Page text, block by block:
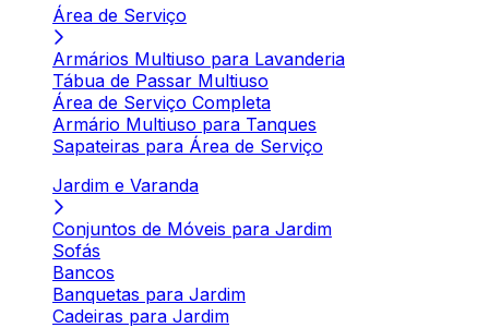
Área de Serviço
Armários Multiuso para Lavanderia
Tábua de Passar Multiuso
Área de Serviço Completa
Armário Multiuso para Tanques
Sapateiras para Área de Serviço
Jardim e Varanda
Conjuntos de Móveis para Jardim
Sofás
Bancos
Banquetas para Jardim
Cadeiras para Jardim